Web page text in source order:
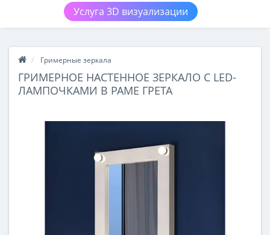
Услуга 3D визуализации
Гримерные зеркала
ГРИМЕРНОЕ НАСТЕННОЕ ЗЕРКАЛО С LED-
ЛАМПОЧКАМИ В РАМЕ ГРЕТА